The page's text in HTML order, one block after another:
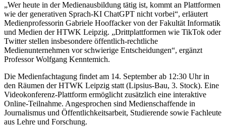
„Wer heute in der Medienausbildung tätig ist, kommt an Plattformen
wie der generativen Sprach-KI ChatGPT nicht vorbei“, erläutert
Medienprofessorin Gabriele Hooffacker von der Fakultät Informatik
und Medien der HTWK Leipzig. „Drittplattformen wie TikTok oder
Twitter stellen insbesondere öffentlich-rechtliche
Medienunternehmen vor schwierige Entscheidungen“, ergänzt
Professor Wolfgang Kenntemich.
Die Medienfachtagung findet am 14. September ab 12:30 Uhr in
den Räumen der HTWK Leipzig statt (Lipsius-Bau, 3. Stock). Eine
Videokonferenz-Plattform ermöglicht zusätzlich eine interaktive
Online-Teilnahme. Angesprochen sind Medienschaffende in
Journalismus und Öffentlichkeitsarbeit, Studierende sowie Fachleute
aus Lehre und Forschung.